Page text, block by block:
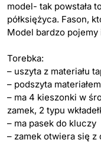
model- tak powstała
półksiężyca. Fason,
Model bardzo pojemy
Torebka:
– uszyta z materiału
– podszyta
– ma 4 kieszonki w
zamek, 2 typu
– ma pasek do kluczy
– zamek otwiera się z